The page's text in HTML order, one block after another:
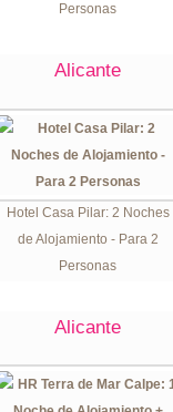
Personas
Alicante
Hotel Casa Pilar: 2 Noches
de Alojamiento - Para 2
Personas
Alicante